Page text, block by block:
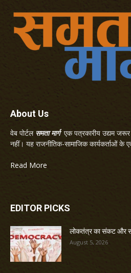
About Us
वेब पोर्टल समता मार्गएक पत्रकारीय उद्यम जरूर
नहीं। यह राजनीतिक-सामाजिक कार्यकर्ताओं के
Read More
EDITOR PICKS
लोकतंत्र का संकट और
August 5, 2026